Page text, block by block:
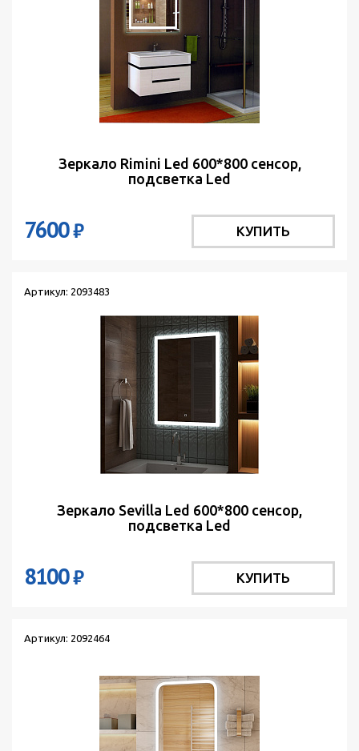
Зеркало Rimini Led 600*800 сенсор,
подсветка Led
7600₽ КУПИТЬ
Артикул: 2093483
Зеркало Sevilla Led 600*800 сенсор,
подсветка Led
8100₽ КУПИТЬ
Артикул: 2092464